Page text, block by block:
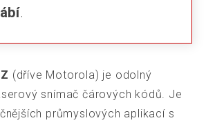
.
(dříve Motorola) je odolný
snímač čárových kódů. Je
průmyslových aplikací s